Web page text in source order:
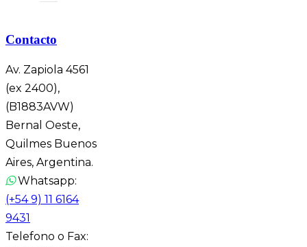
Contacto
Av. Zapiola 4561
(ex 2400),
(B1883AVW)
Bernal Oeste,
Quilmes Buenos
Aires, Argentina.
Whatsapp:
(+54 9) 11 6164
9431
Telefono o Fax: